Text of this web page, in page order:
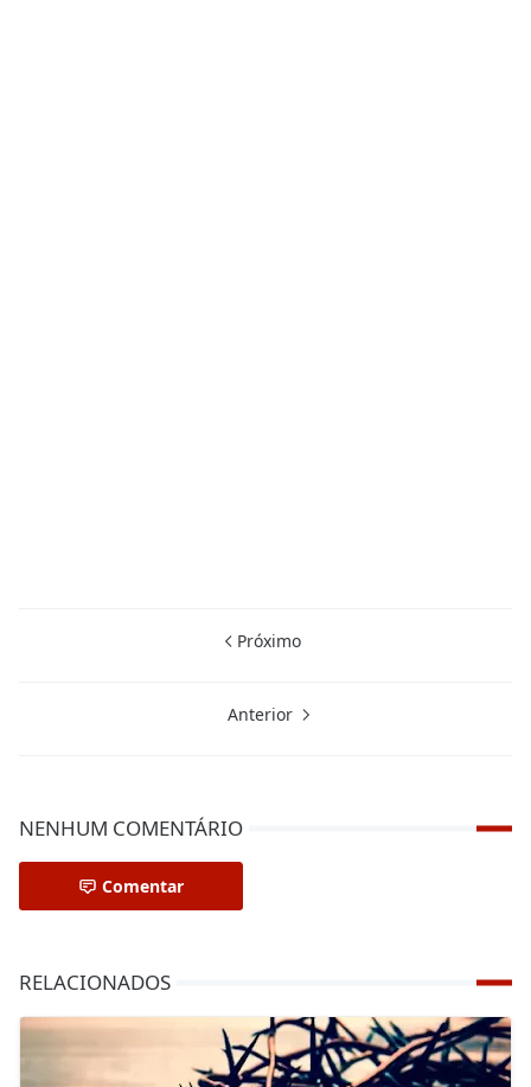
Próximo
Anterior
NENHUM COMENTÁRIO
Comentar
RELACIONADOS